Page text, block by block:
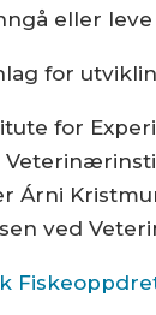
eller
for
for
Árni
ved